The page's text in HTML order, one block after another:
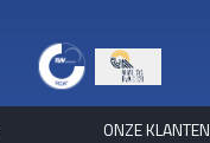
ONZE KLANTEN